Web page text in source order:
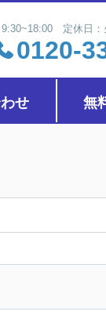
定休日：
0120-
せ 無